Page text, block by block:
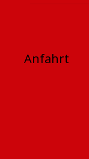
Anfahrt